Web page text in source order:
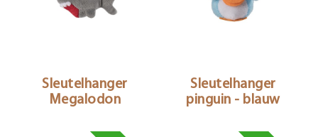
Sleutelhanger
Megalodon
Sleutelhanger
pinguin - blauw